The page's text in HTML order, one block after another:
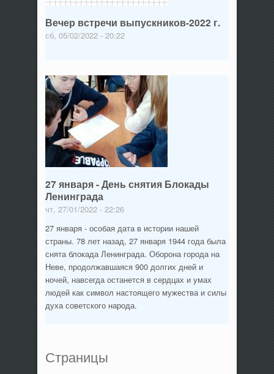
Вечер встречи выпускников-2022 г.
сб, 05/02/2022 - 20:22
27 января - День снятия Блокады
Ленинграда
чт, 27/01/2022 - 22:26
27 января - особая дата в истории нашей
страны. 78 лет назад, 27 января 1944 года была
снята блокада Ленинграда. Оборона города на
Неве, продолжавшаяся 900 долгих дней и
ночей, навсегда останется в сердцах и умах
людей как символ настоящего мужества и силы
духа советского народа.
Страницы